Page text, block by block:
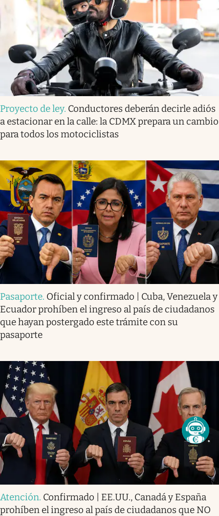
Proyecto de ley. Conductores deberán decirle adiós
a estacionar en la calle: la CDMX prepara un cambio
para todos los motociclistas
Pasaporte. Oficial y confirmado | Cuba, Venezuela y
Ecuador prohíben el ingreso al país de ciudadanos
que hayan postergado este trámite con su
pasaporte
Atención. Confirmado | EE.UU., Canadá y España
prohíben el ingreso al país de ciudadanos que NO